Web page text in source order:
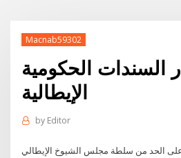
Macnab59302
السندات الحكومية
الإيطالية
by Editor
الحد من سلطة مجلس الشيوخ الإيطالي